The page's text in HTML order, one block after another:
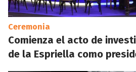
Ceremonia
Comienza el acto de
de la Espriella como